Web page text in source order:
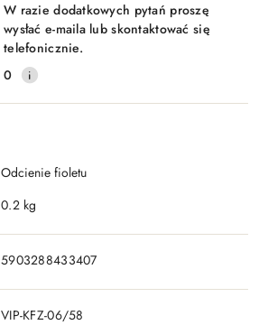
W razie dodatkowych pytań proszę
wysłać e-maila lub skontaktować się
telefonicznie.
0
Odcienie fioletu
0.2 kg
5903288433407
VIP-KFZ-06/58